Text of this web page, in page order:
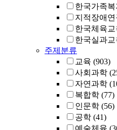
한국가족
지적장애연
한국체육교
한국실과교
주제분류
교육 (903)
사회과학
자연과학
복합학 (77)
인문학 (56)
공학 (41)
예술체육